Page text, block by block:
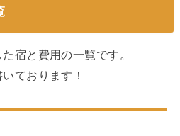
宿と費用の一覧です。
ております！